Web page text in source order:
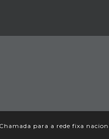
Chamada para a rede fixa